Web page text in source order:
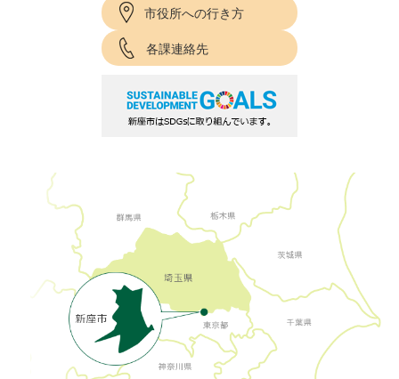
市役所への行き方
各課連絡先